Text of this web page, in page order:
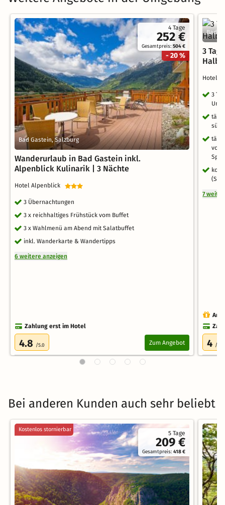
4 Tage
252 €
Gesamtpreis:504 €
- 20 %
Bad Gastein, Salzburg
Wanderurlaub in Bad Gastein inkl.
Alpenblick Kulinarik | 3 Nächte
Hotel Alpenblick
3 Übernachtungen
3 x reichhaltiges Frühstück vom Buffet
3 x Wahlmenü am Abend mit Salatbuffet
inkl. Wanderkarte & Wandertipps
6 weitere anzeigen
Zahlung erst im Hotel
4.8 /5.0 Zum Angebot
Bad
3
Hotel
3
von
7
4 /5.0
Bei anderen Kunden auch sehr beliebt
5 Tage
209 €
Gesamtpreis:418 €
Kostenlos stornierbar